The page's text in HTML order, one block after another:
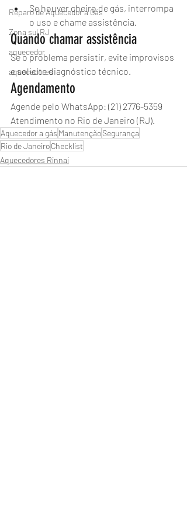
Reparo de Aquecedor a Gás
Zona sul RJ
aquecedor
aquecedores
Se houver cheiro de gás, interrompa
o uso e chame assistência.
Quando chamar assistência
Se o problema persistir, evite improvisos
e solicite diagnóstico técnico.
Agendamento
Agende pelo WhatsApp: (21) 2776-5359
Atendimento no Rio de Janeiro (RJ).
Aquecedor a gás ManutençãoSegurança
Rio de JaneiroChecklist
Aquecedores Rinnai